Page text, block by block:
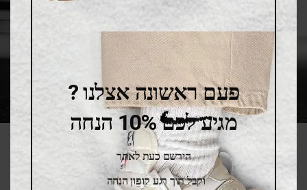
SALE
פעם ראשונה אצלנו ?
מגיע לכם 10% הנחה
הירשם כעת לאתר
וקבל תוך רגע קופון הנחה